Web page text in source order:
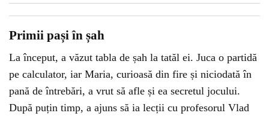
Primii pași în șah
La început, a văzut tabla de șah la tatăl ei. Juca o partidă
pe calculator, iar Maria, curioasă din fire și niciodată în
pană de întrebări, a vrut să afle și ea secretul jocului.
După puțin timp, a ajuns să ia lecții cu profesorul Vlad